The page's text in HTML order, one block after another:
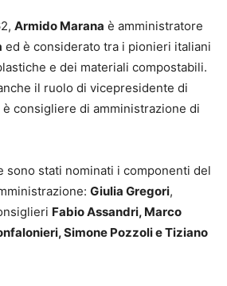
Armido Marana è amministratore
ed è considerato tra i pionieri italiani
e dei materiali compostabili.
il ruolo di vicepresidente di
è consigliere di amministrazione di
sono stati nominati i componenti del
Giulia Gregori,
Fabio Assandri, Marco
Simone Pozzoli e Tiziano